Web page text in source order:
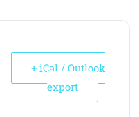
+ iCal / Outlook
export